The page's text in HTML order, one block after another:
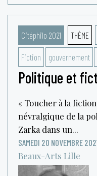
Citéphilo 2021 THÈME
Fiction gouvernement
Politique et
« Toucher à la
névralgique de la
Zarka dans un...
SAMEDI 20 NOVEMBRE
Beaux-Arts Lille